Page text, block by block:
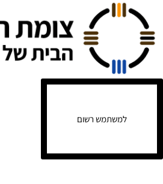
למשתמש רשום